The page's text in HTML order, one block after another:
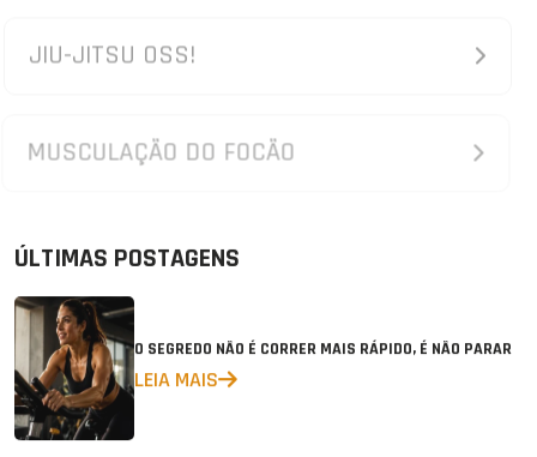
JIU-JITSU OSS!
MUSCULAÇÃO DO FOCÃO
ÚLTIMAS POSTAGENS
O SEGREDO NÃO É CORRER MAIS RÁPIDO, É NÃO PARAR
LEIA MAIS